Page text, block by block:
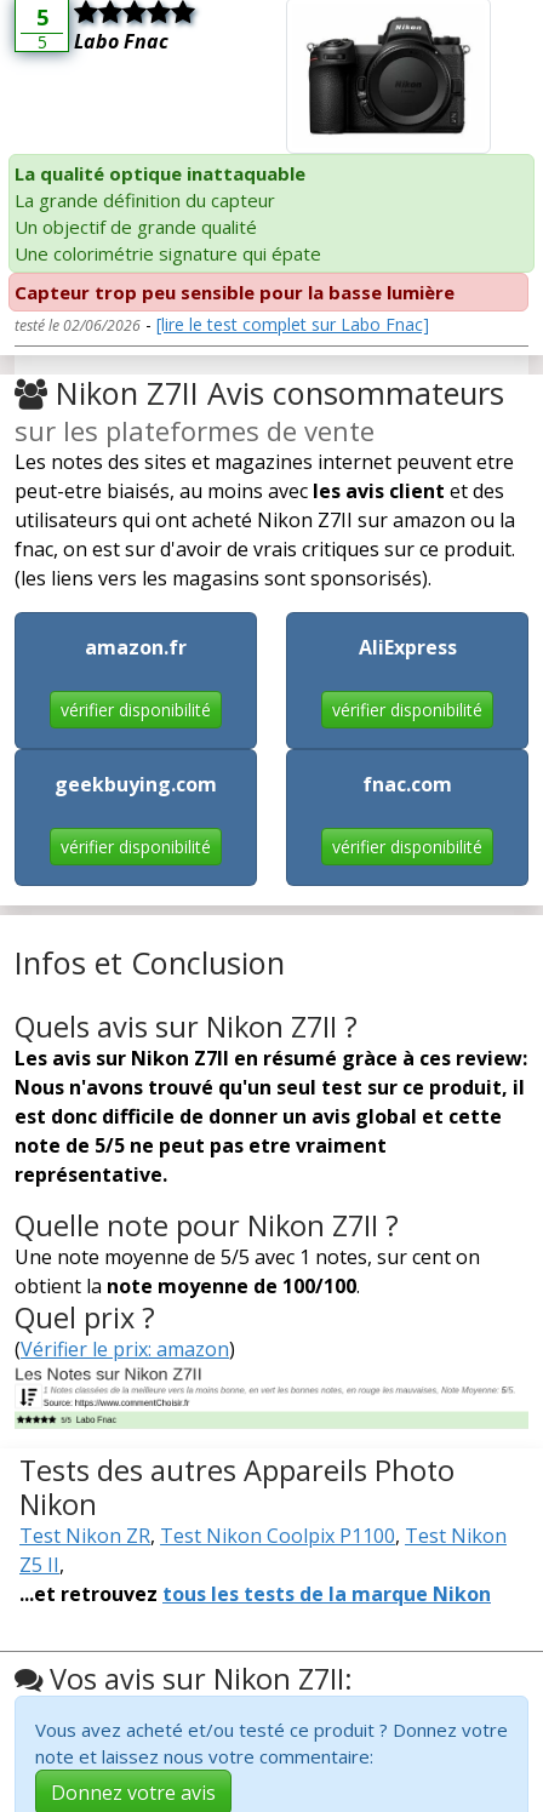
5
5 Labo Fnac
La qualité optique inattaquable
La grande définition du capteur
Un objectif de grande qualité
Une colorimétrie signature qui épate
Capteur trop peu sensible pour la basse lumière
testé le 02/06/2026 - [lire le test complet sur Labo Fnac]
Nikon Z7II Avis consommateurs
sur les plateformes de vente
Les notes des sites et magazines internet peuvent etre
peut-etre biaisés, au moins avec les avis client et des
utilisateurs qui ont acheté Nikon Z7II sur amazon ou la
fnac, on est sur d'avoir de vrais critiques sur ce produit.
(les liens vers les magasins sont sponsorisés).
amazon.fr
vérifier disponibilité
AliExpress
vérifier disponibilité
geekbuying.com
vérifier disponibilité
fnac.com
vérifier disponibilité
Infos et Conclusion
Quels avis sur Nikon Z7II ?
Les avis sur Nikon Z7II en résumé gràce à ces review:
Nous n'avons trouvé qu'un seul test sur ce produit, il
est donc difficile de donner un avis global et cette
note de 5/5 ne peut pas etre vraiment
représentative.
Quelle note pour Nikon Z7II ?
Une note moyenne de 5/5 avec 1 notes, sur cent on
obtient la note moyenne de 100/100.
Quel prix ?
(Vérifier le prix: amazon)
Tests des autres Appareils Photo
Nikon
Test Nikon ZR, Test Nikon Coolpix P1100, Test Nikon
Z5 II,
...et retrouvez tous les tests de la marque Nikon
Vos avis sur Nikon Z7II:
Vous avez acheté et/ou testé ce produit ? Donnez votre
note et laissez nous votre commentaire:
Donnez votre avis